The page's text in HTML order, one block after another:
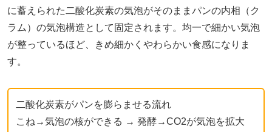
に蓄えられた二酸化炭素の気泡がそのままパンの内相（ク
ラム）の気泡構造として固定されます。均一で細かい気泡
が整っているほど、きめ細かくやわらかい食感になりま
す。
二酸化炭素がパンを膨らませる流れ
こね→気泡の核ができる → 発酵→CO2が気泡を拡大